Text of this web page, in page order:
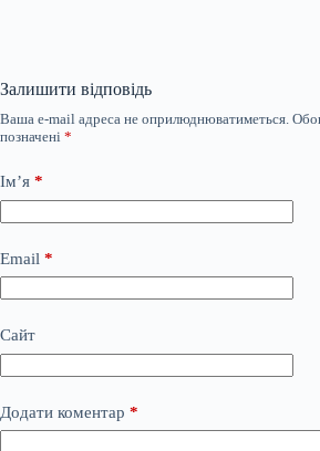
Залишити відповідь
Ваша e-mail адреса не оприлюднюватиметься.
позначені *
Ім’я *
Email *
Сайт
Додати коментар *